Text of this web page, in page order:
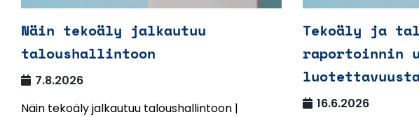
Näin tekoäly jalkautuu
taloushallintoon
7.8.2026
Näin tekoäly jalkautuu taloushallintoon |
Tekoäly ja
raportoinnin
16.6.2026